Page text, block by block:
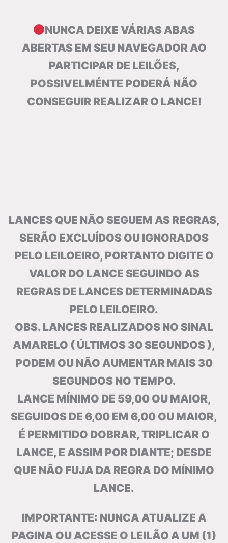
NUNCA DEIXE VÁRIAS ABAS
ABERTAS EM SEU NAVEGADOR AO
PARTICIPAR DE LEILÕES,
POSSIVELMÉNTE PODERÁ NÃO
CONSEGUIR REALIZAR O LANCE!
LANCES QUE NÃO SEGUEM AS REGRAS,
SERÃO EXCLUÍDOS OU IGNORADOS
PELO LEILOEIRO, PORTANTO DIGITE O
VALOR DO LANCE SEGUINDO AS
REGRAS DE LANCES DETERMINADAS
PELO LEILOEIRO.
OBS. LANCES REALIZADOS NO SINAL
AMARELO ( ÚLTIMOS 30 SEGUNDOS ),
PODEM OU NÃO AUMENTAR MAIS 30
SEGUNDOS NO TEMPO.
LANCE MÍNIMO DE 59,00 OU MAIOR,
SEGUIDOS DE 6,00 EM 6,00 OU MAIOR,
É PERMITIDO DOBRAR, TRIPLICAR O
LANCE, E ASSIM POR DIANTE; DESDE
QUE NÃO FUJA DA REGRA DO MÍNIMO
LANCE.
IMPORTANTE: NUNCA ATUALIZE A
PAGINA OU ACESSE O LEILÃO A UM (1)